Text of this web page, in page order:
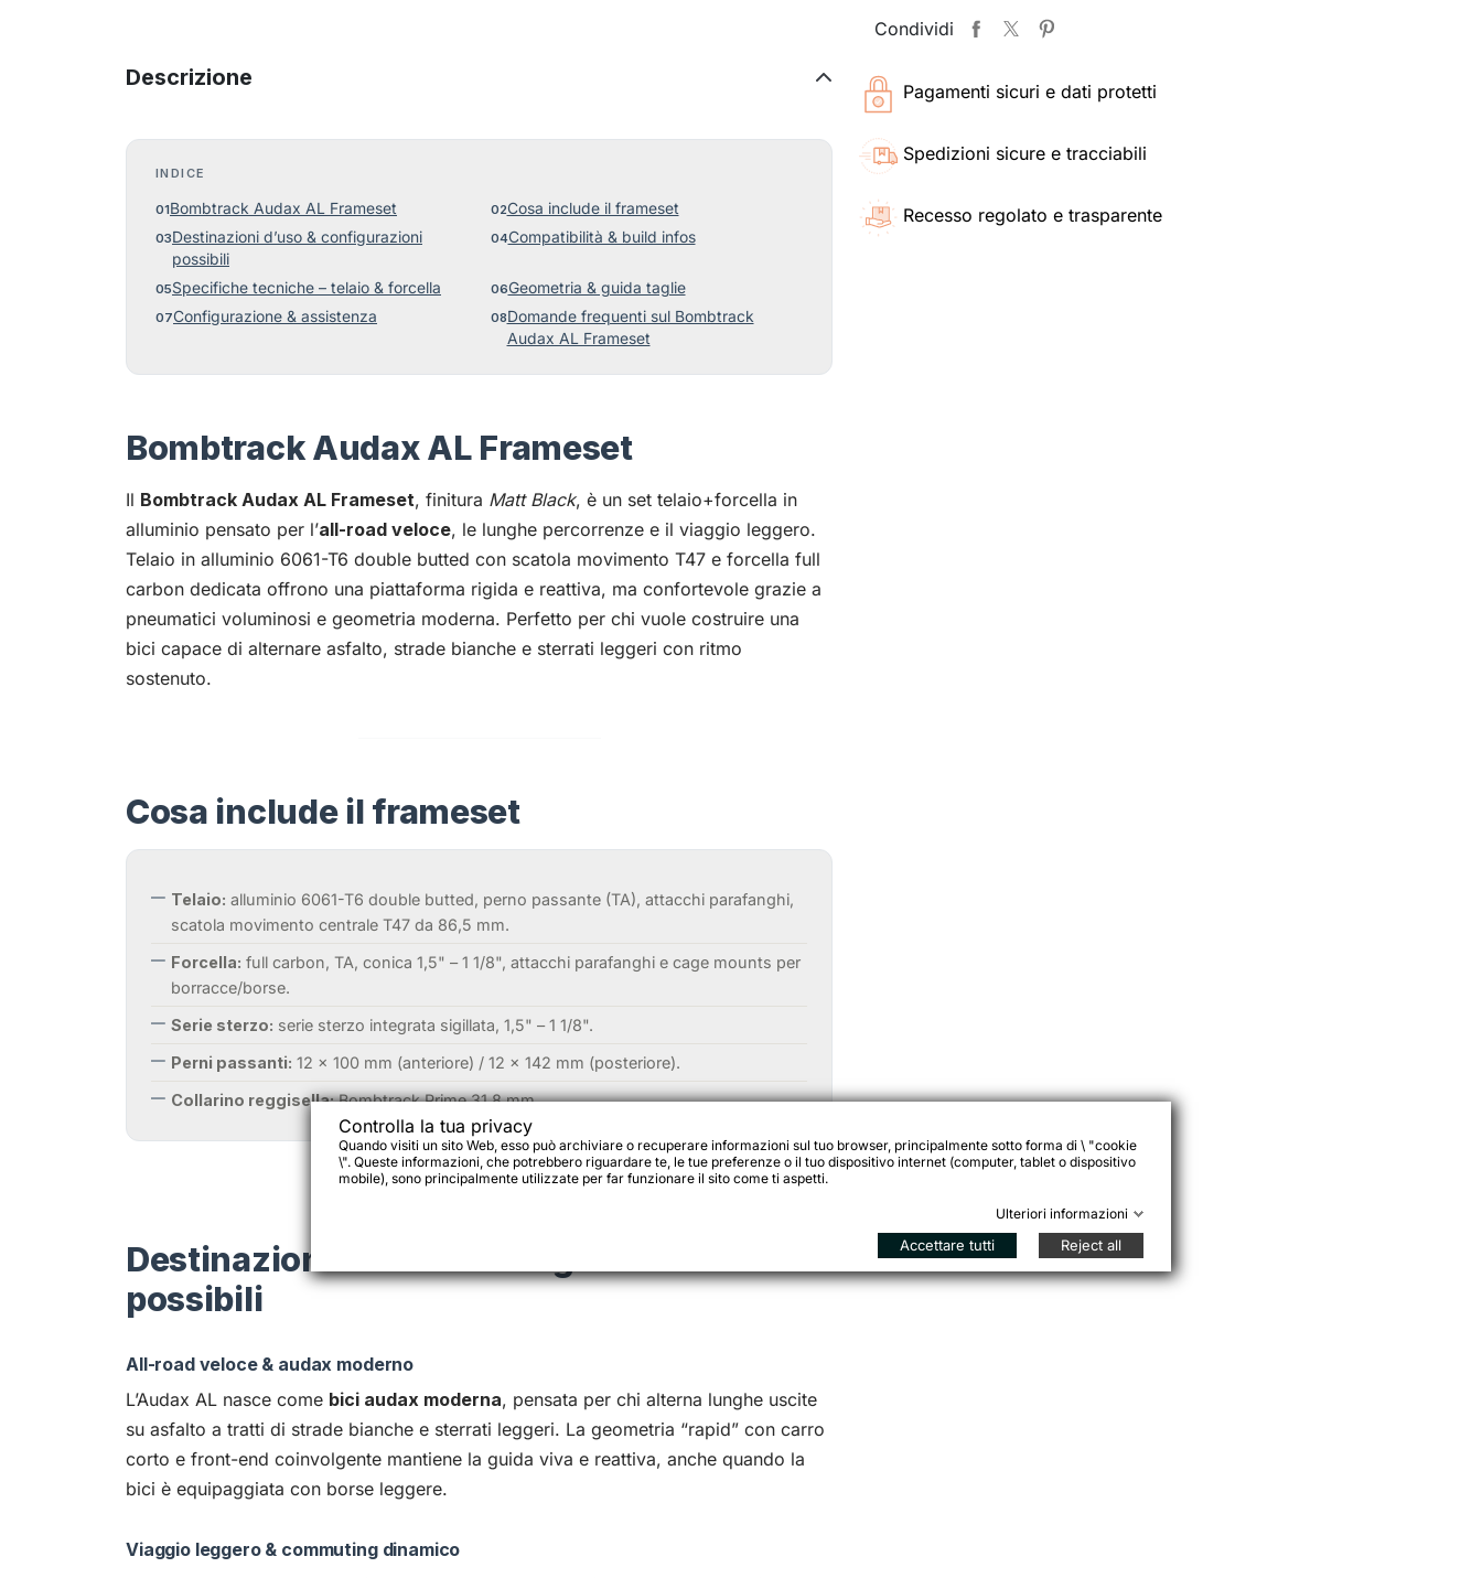
Condividi
Pagamenti sicuri e dati protetti
Spedizioni sicure e tracciabili
Recesso regolato e trasparente
Descrizione
INDICE
Bombtrack Audax AL Frameset
Cosa include il frameset
Destinazioni d’uso & configurazioni
possibili
Compatibilità & build infos
Specifiche tecniche – telaio & forcella
Geometria & guida taglie
Configurazione & assistenza
Domande frequenti sul Bombtrack
Audax AL Frameset
Bombtrack Audax AL Frameset
Il Bombtrack Audax AL Frameset, finitura Matt Black, è un set telaio+forcella in
alluminio pensato per l’all-road veloce, le lunghe percorrenze e il viaggio leggero.
Telaio in alluminio 6061-T6 double butted con scatola movimento T47 e forcella full
carbon dedicata offrono una piattaforma rigida e reattiva, ma confortevole grazie a
pneumatici voluminosi e geometria moderna. Perfetto per chi vuole costruire una
bici capace di alternare asfalto, strade bianche e sterrati leggeri con ritmo
sostenuto.
Cosa include il frameset
Telaio: alluminio 6061-T6 double butted, perno passante (TA), attacchi parafanghi,
scatola movimento centrale T47 da 86,5 mm.
Forcella: full carbon, TA, conica 1,5" – 1 1/8", attacchi parafanghi e cage mounts per
borracce/borse.
Serie sterzo: serie sterzo integrata sigillata, 1,5" – 1 1/8".
Perni passanti: 12 × 100 mm (anteriore) / 12 × 142 mm (posteriore).
Collarino reggisella:Bombtrack Prime 31,8 mm.
Destinazioni d’uso & configurazioni
possibili
All-road veloce & audax moderno
L’Audax AL nasce come bici audax moderna, pensata per chi alterna lunghe uscite
su asfalto a tratti di strade bianche e sterrati leggeri. La geometria “rapid” con carro
corto e front-end coinvolgente mantiene la guida viva e reattiva, anche quando la
bici è equipaggiata con borse leggere.
Viaggio leggero & commuting dinamico
Controlla la tua privacy
Quando visiti un sito Web, esso può archiviare o recuperare informazioni sul tuo browser, principalmente sotto forma di \ "cookie
\". Queste informazioni, che potrebbero riguardare te, le tue preferenze o il tuo dispositivo internet (computer, tablet o dispositivo
mobile), sono principalmente utilizzate per far funzionare il sito come ti aspetti.
Ulteriori informazioni
Accettare tutti Reject all